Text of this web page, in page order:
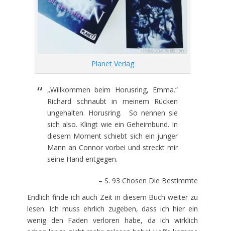
Planet Verlag
„Willkommen beim Horusring, Emma.“
Richard schnaubt in meinem Rücken
ungehalten. Horusring. So nennen sie
sich also. Klingt wie ein Geheimbund. In
diesem Moment schiebt sich ein junger
Mann an Connor vorbei und streckt mir
seine Hand entgegen.
– S. 93 Chosen Die Bestimmte
Endlich finde ich auch Zeit in diesem Buch weiter zu
lesen. Ich muss ehrlich zugeben, dass ich hier ein
wenig den Faden verloren habe, da ich wirklich